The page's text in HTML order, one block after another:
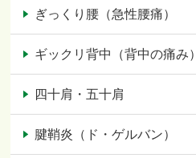
ぎっくり腰（急性腰痛）
ギックリ背中（背中の痛み）
四十肩・五十肩
腱鞘炎（ド・ゲルバン）